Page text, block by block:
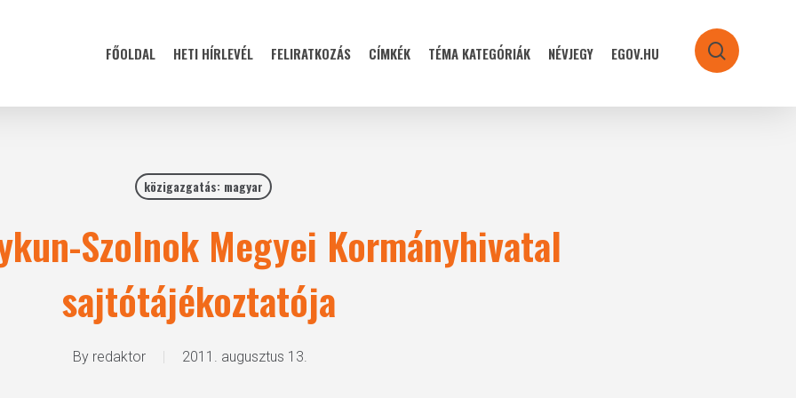
FŐOLDAL HETI HÍRLEVÉL FELIRATKOZÁS CÍMKÉK TÉMA KATEGÓRIÁK NÉVJEGY EGOV.HU search
közigazgatás: magyar
Szolnok Megyei Kormányhivatal
sajtótájékoztatója
By redaktor 2011. augusztus 13.